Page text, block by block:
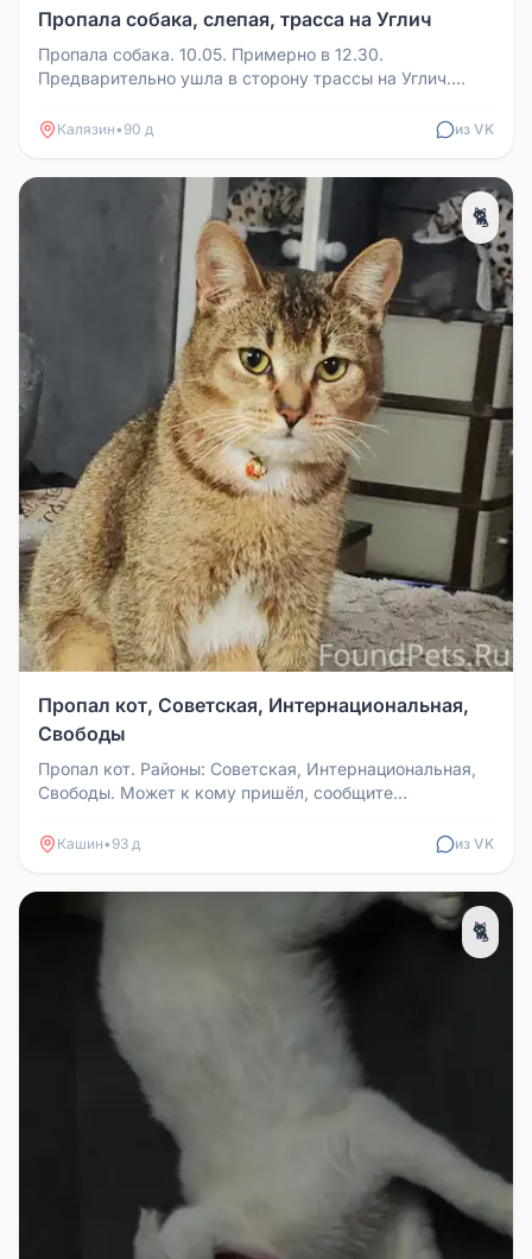
Пропала собака, слепая, трасса на Углич
Пропала собака. 10.05. Примерно в 12.30.
Предварительно ушла в сторону трассы на Углич.
Калязин• 90 д из VK
🐈
Пропал кот, Советская, Интернациональная,
Свободы
Пропал кот. Районы: Советская, Интернациональная,
Свободы. Может к кому пришёл, сообщите
Кашин• 93 д из VK
🐈